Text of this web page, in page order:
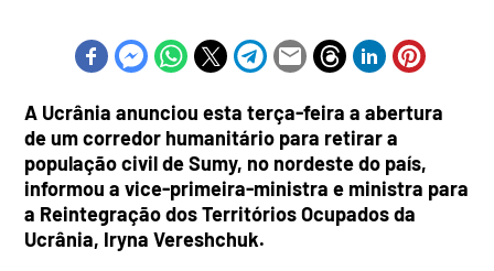
A Ucrânia anunciou esta terça-feira a abertura
de um corredor humanitário para retirar a
população civil de Sumy, no nordeste do país,
informou a vice-primeira-ministra e ministra para
a Reintegração dos Territórios Ocupados da
Ucrânia, Iryna Vereshchuk.